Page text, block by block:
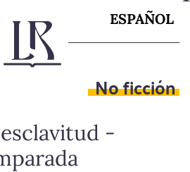
ESPAÑOL
No ficción
-